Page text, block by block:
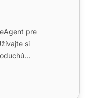
pre
si